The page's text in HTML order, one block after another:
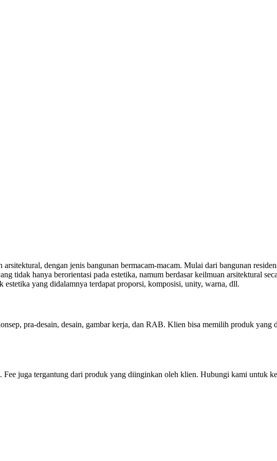
dengan jenis bangunan bermacam-macam. Mulai dari bangunan
tidak hanya berorientasi pada estetika, namum berdasar keilmuan arsitektural
estetika yang didalamnya terdapat proporsi, komposisi, unity, warna, dll.
pra-desain, desain, gambar kerja, dan RAB. Klien bisa memilih produk
Fee juga tergantung dari produk yang diinginkan oleh klien. Hubungi kami untuk